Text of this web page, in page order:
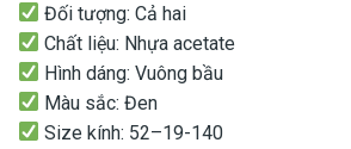
Đối tượng: Cả hai
Chất liệu: Nhựa acetate
Hình dáng: Vuông bầu
Màu sắc: Đen
Size kính: 52–19-140